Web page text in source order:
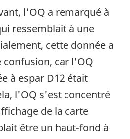
l'OQ a remarqué à
ressemblait à une
cette donnée a
confusion, car l'OQ
à espar D12 était
l'OQ s'est concentré
de la carte
être un haut-fond à